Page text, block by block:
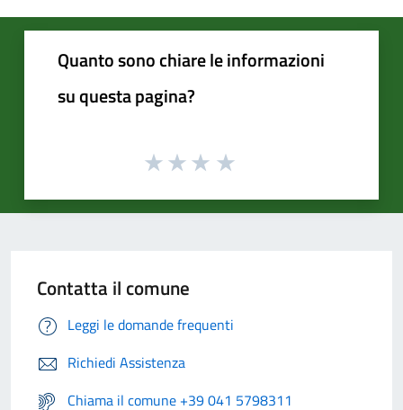
Quanto sono chiare le informazioni
su questa pagina?
Contatta il comune
Leggi le domande frequenti
Richiedi Assistenza
Chiama il comune +39 041 5798311